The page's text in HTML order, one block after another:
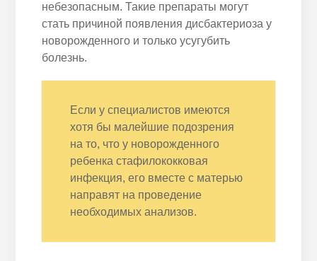
небезопасным. Такие препараты могут
стать причиной появления дисбактериоза у
новорожденного и только усугубить
болезнь.
Если у специалистов имеются
хотя бы малейшие подозрения
на то, что у новорожденного
ребенка стафилококковая
инфекция, его вместе с матерью
направят на проведение
необходимых анализов.